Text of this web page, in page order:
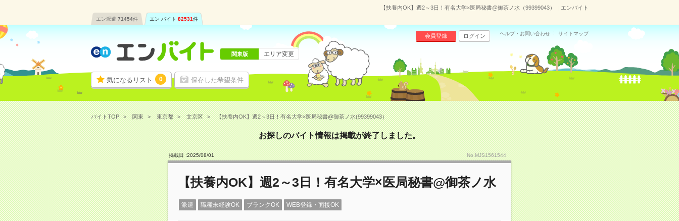
【扶養内OK】週2～3日！有名大学×医局秘書@御茶ノ水（99399043）｜エンバイト
エン派遣 71454件 エン バイト 82531件
気になるリスト 0 保存した希望条件
会員登録 ログイン ヘルプ・お問い合わせ サイトマップ
関東版 エリア変更
バイトTOP 関東 東京都 文京区 【扶養内OK】週2～3日！有名大学×医局秘書@御茶ノ水(99399043）
お探しのバイト情報は掲載が終了しました。
掲載日 :2025/08/01 No.MJS1561544
【扶養内OK】週2～3日！有名大学×医局秘書@御茶ノ水
派遣 職種未経験OK ブランクOK WEB登録・面接OK